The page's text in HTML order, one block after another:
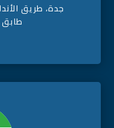
جدة، طريق
طابق 11، مكتب 1101